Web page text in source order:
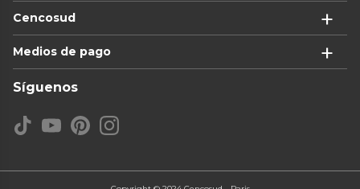
Cencosud
Medios de pago
Síguenos